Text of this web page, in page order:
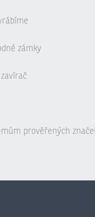
zámky
prověřených